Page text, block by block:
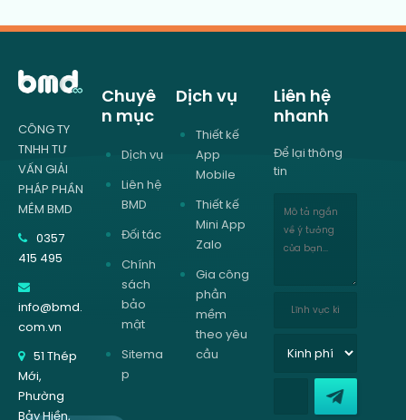
CÔNG TY
TNHH TƯ
VẤN GIẢI
PHÁP PHẦN
MỀM BMD
0357
415 495
info@bmd.
com.vn
51 Thép
Mới,
Phường
Bảy Hiền,
Chuyê
n mục
Dịch vụ
Liên hệ
BMD
Đối tác
Chính
sách
bảo
mật
Sitema
p
Dịch vụ
Thiết kế
App
Mobile
Thiết kế
Mini App
Zalo
Gia công
phần
mềm
theo yêu
cầu
Liên hệ
nhanh
Để lại thông
tin